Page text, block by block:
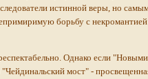
истинной веры, но
борьбу с некромантией
Однако если
мост" -